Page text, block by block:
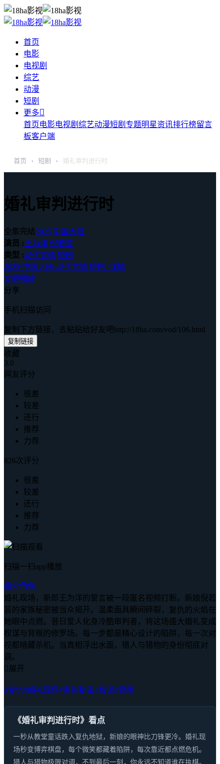
首页
电影
电视剧
综艺
动漫
短剧
更多
首页电影电视剧 综艺动漫短剧 专题明星资讯排行榜留言
板客户端
首页 › 短剧 › 婚礼审判进行时
婚礼审判进行时
全集完结2025 中国大陆
演员 :王为洋 倪若芸
类型 :现代言情 短剧
2025·中国大陆·现代言情 短剧 ·详情
立即播放
分享
手机扫描访问
复制下方链接，去粘贴给好友吧http://18ha.com/vod/106.html
复制链接
收藏
3.0
网友评分
很差
较差
还行
推荐
力荐
826次评分
很差
较差
还行
推荐
力荐
扫描一扫app播放
简介角色
婚礼现场，新郎王为洋的誓言被一段匿名视频打断。新娘倪若
芸的家族秘密被当众揭开。温柔面具瞬间碎裂，复仇的火焰在
她眼中点燃。昔日爱人化身冷酷审判者，将这场盛大婚礼变成
权谋与背叛的修罗场。每一步都是精心设计的陷阱，每一次对
视都暗藏杀机。当真相浮出水面，猎人与猎物的身份彻底对
调。
 展开
#复仇#婚礼现场#家族秘密#权谋#背叛
《婚礼审判进行时》看点
一秒从教堂童话跌入复仇地狱，新娘的眼神比刀锋更冷。婚礼现
场秒变博弈棋盘，每个微笑都藏着陷阱，每次靠近都点燃危机。
猎人与猎物极限对调，不到最后一刻，你永远不知道谁在执棋。